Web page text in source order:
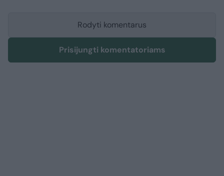
Rodyti komentarus
Prisijungti komentatoriams